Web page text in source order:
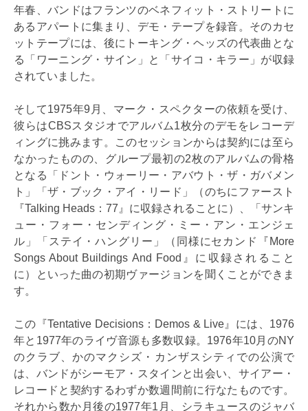
年春、バンドはフランツのベネフィット・ストリートに
あるアパートに集まり、デモ・テープを録音。そのカセ
ットテープには、後にトーキング・ヘッズの代表曲とな
る「ワーニング・サイン」と「サイコ・キラー」が収録
されていました。
そして1975年9月、マーク・スペクターの依頼を受け、
彼らはCBSスタジオでアルバム1枚分のデモをレコーデ
ィングに挑みます。このセッションからは契約には至ら
なかったものの、グループ最初の2枚のアルバムの骨格
となる「ドント・ウォーリー・アバウト・ザ・ガバメン
ト」「ザ・ブック・アイ・リード」（のちにファースト
『Talking Heads：77』に収録されることに）、「サンキ
ュー・フォー・センディング・ミー・アン・エンジェ
ル」「ステイ・ハングリー」（同様にセカンド『More
Songs About Buildings And Food』に収録されること
に）といった曲の初期ヴァージョンを聞くことができま
す。
この『Tentative Decisions：Demos & Live』には、1976
年と1977年のライヴ音源も多数収録。1976年10月のNY
のクラブ、かのマクシズ・カンザスシティでの公演で
は、バンドがシーモア・スタインと出会い、サイアー・
レコードと契約するわずか数週間前に行なたものです。
それから数か月後の1977年1月、シラキュースのジャバ